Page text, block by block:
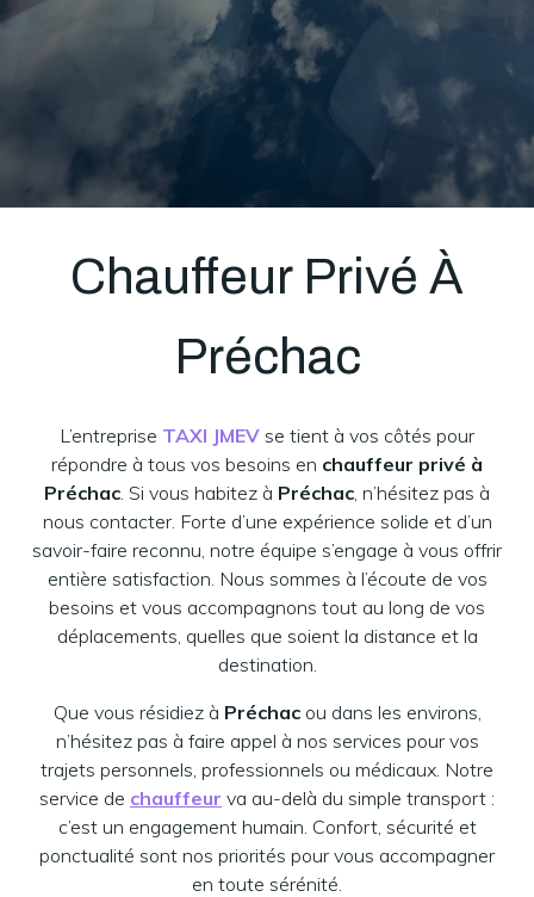
Chauffeur Privé À
Préchac
L’entreprise TAXI JMEV se tient à vos côtés pour
répondre à tous vos besoins en chauffeur privé à
Préchac. Si vous habitez à Préchac, n’hésitez pas à
nous contacter. Forte d’une expérience solide et d’un
savoir-faire reconnu, notre équipe s’engage à vous offrir
entière satisfaction. Nous sommes à l’écoute de vos
besoins et vous accompagnons tout au long de vos
déplacements, quelles que soient la distance et la
destination.
Que vous résidiez à Préchacou dans les environs,
n’hésitez pas à faire appel à nos services pour vos
trajets personnels, professionnels ou médicaux. Notre
service de chauffeur va au-delà du simple transport :
c’est un engagement humain. Confort, sécurité et
ponctualité sont nos priorités pour vous accompagner
en toute sérénité.